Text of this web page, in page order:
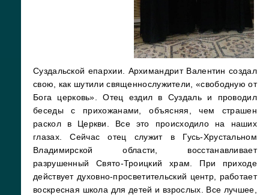
Суздальской епархии. Архимандрит Валентин создал
свою, как шутили священнослужители, «свободную от
Бога церковь». Отец ездил в Суздаль и проводил
беседы с прихожанами, объясняя, чем страшен
раскол в Церкви. Все это происходило на наших
глазах. Сейчас отец служит в Гусь-Хрустальном
Владимирской области, восстанавливает
разрушенный Свято-Троицкий храм. При приходе
действует духовно-просветительский центр, работает
воскресная школа для детей и взрослых. Все лучшее,